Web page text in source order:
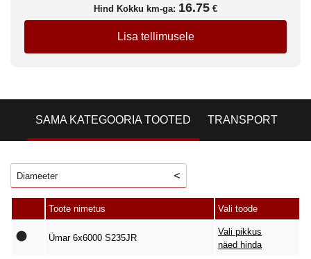
Hind Kokku km-ga: 16.75 €
Lisa tellimusele
SAMA KATEGOORIA TOOTED TRANSPORT
Diameeter
Toote nimetus Vali toode
Ümar 6x6000 S235JR
Vali pikkus
näed hinda